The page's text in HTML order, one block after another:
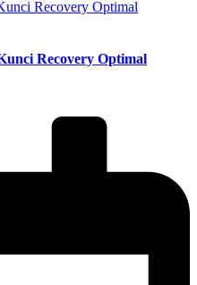
Recovery Optimal